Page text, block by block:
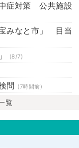
症対策 公共施設
みなと市」 目当
(8/7)
問 (7時間前)
覧